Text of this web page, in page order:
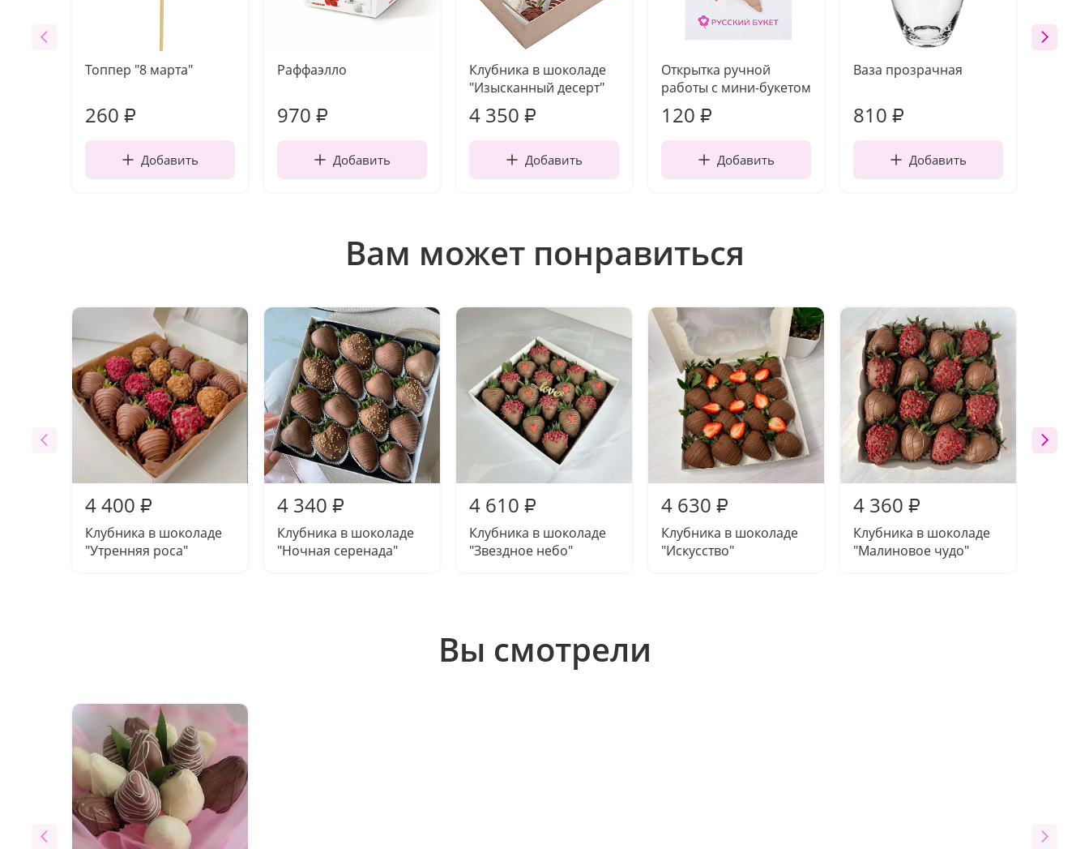
Топпер "8 марта"
260 ₽
Добавить
Раффаэлло
970 ₽
Добавить
Клубника в шоколаде
"Изысканный десерт"
4 350 ₽
Добавить
Открытка ручной
работы с мини-букетом
120 ₽
Добавить
Ваза прозрачная
810 ₽
Добавить
Вам может понравиться
4 400 ₽
Клубника в шоколаде
"Утренняя роса"
4 340 ₽
Клубника в шоколаде
"Ночная серенада"
4 610 ₽
Клубника в шоколаде
"Звездное небо"
4 630 ₽
Клубника в шоколаде
"Искусство"
4 360 ₽
Клубника в шоколаде
"Малиновое чудо"
Вы смотрели